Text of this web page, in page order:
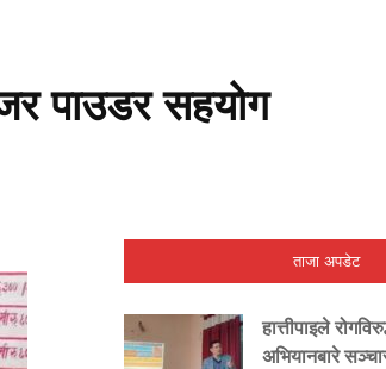
पाउडर सहयोग
ताजा अपडेट
हात्तीपाइले
अभियानबारे